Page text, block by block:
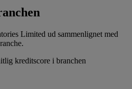
Limited ud sammenlignet med
kreditscore i branchen